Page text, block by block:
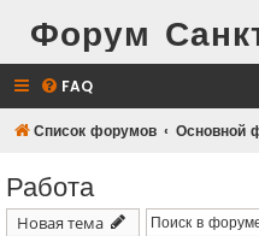
Форум
FAQ
Список форумов Основной
Работа
Новая тема